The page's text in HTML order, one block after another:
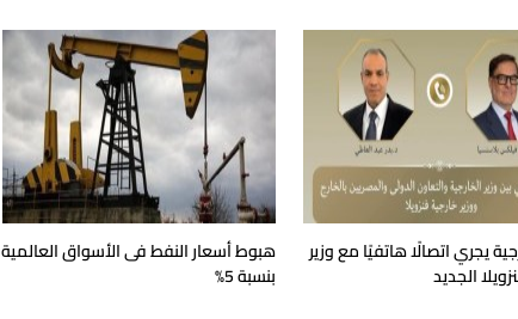
يجري اتصالًا هاتفيًا مع وزير
الجديد
هبوط أسعار النفط فى الأسواق العالمية
بنسبة 5%